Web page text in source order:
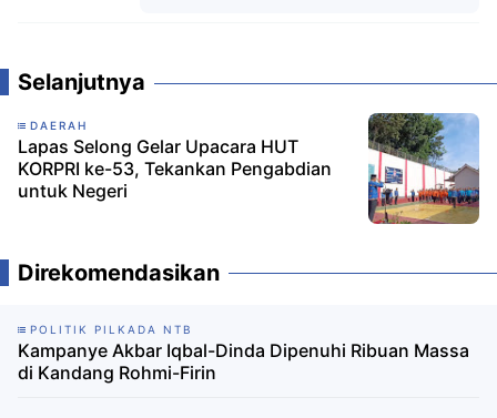
Selanjutnya
DAERAH
Lapas Selong Gelar Upacara HUT
KORPRI ke-53, Tekankan Pengabdian
untuk Negeri
Direkomendasikan
POLITIK PILKADA NTB
Kampanye Akbar Iqbal-Dinda Dipenuhi Ribuan Massa
di Kandang Rohmi-Firin